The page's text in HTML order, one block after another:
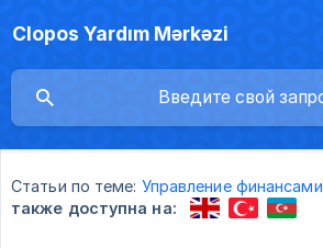
Clopos Yardım Mərkəzi
Статьи по теме: Управление финансами
также доступна на: